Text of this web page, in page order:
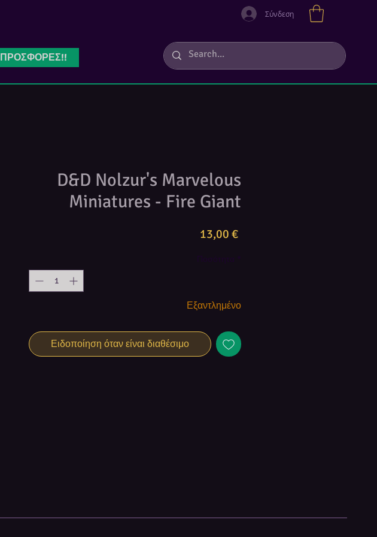
Σύνδεση
ΠΡΟΣΦΟΡΕΣ!!
D&D Nolzur's Marvelous
Miniatures - Fire Giant
13,00 €Τιμή
Εξαντλημένο
Ειδοποίηση όταν είναι διαθέσιμο